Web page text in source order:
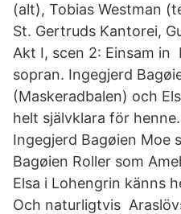
(alt), Tobias Westman
St. Gertruds Kantorei,
Akt I, scen 2: Einsam in
sopran. Ingegjerd
(Maskeradbalen) och
helt självklara för
Ingegjerd Bagøien Moe
Bagøien Roller som
Elsa i Lohengrin känns
Och naturligtvis